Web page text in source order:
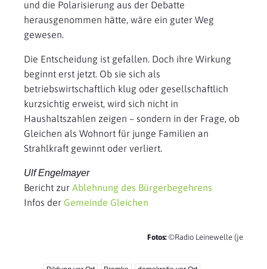
und die Polarisierung aus der Debatte
herausgenommen hätte, wäre ein guter Weg
gewesen.
Die Entscheidung ist gefallen. Doch ihre Wirkung
beginnt erst jetzt. Ob sie sich als
betriebswirtschaftlich klug oder gesellschaftlich
kurzsichtig erweist, wird sich nicht in
Haushaltszahlen zeigen – sondern in der Frage, ob
Gleichen als Wohnort für junge Familien an
Strahlkraft gewinnt oder verliert.
Ulf Engelmayer
Bericht zur Ablehnung des Bürgerbegehrens
Infos der Gemeinde Gleichen
Fotos: ©Radio Leinewelle (je